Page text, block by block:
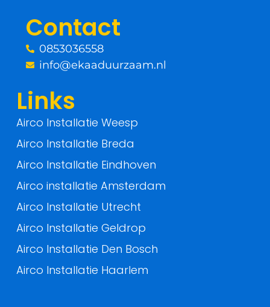
k
-
Contact
0853036558
info@ekaaduurzaam.nl
Links
Airco Installatie Weesp
Airco Installatie Breda
Airco Installatie Eindhoven
Airco installatie Amsterdam
Airco Installatie Utrecht
Airco Installatie Geldrop
Airco Installatie Den Bosch
Airco Installatie Haarlem